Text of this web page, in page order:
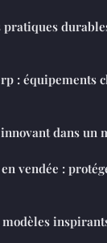
pratiques
: équipements
dans un
vendée :